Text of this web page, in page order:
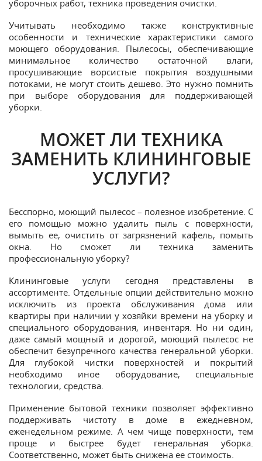
уборочных работ, техника проведения очистки.
Учитывать необходимо также конструктивные
особенности и технические характеристики самого
моющего оборудования. Пылесосы, обеспечивающие
минимальное количество остаточной влаги,
просушивающие ворсистые покрытия воздушными
потоками, не могут стоить дешево. Это нужно помнить
при выборе оборудования для поддерживающей
уборки.
МОЖЕТ ЛИ ТЕХНИКА
ЗАМЕНИТЬ КЛИНИНГОВЫЕ
УСЛУГИ?
Бесспорно, моющий пылесос – полезное изобретение. С
его помощью можно удалить пыль с поверхности,
вымыть ее, очистить от загрязнений кафель, помыть
окна. Но сможет ли техника заменить
профессиональную уборку?
Клининговые услуги сегодня представлены в
ассортименте. Отдельные опции действительно можно
исключить из проекта обслуживания дома или
квартиры при наличии у хозяйки времени на уборку и
специального оборудования, инвентаря. Но ни один,
даже самый мощный и дорогой, моющий пылесос не
обеспечит безупречного качества генеральной уборки.
Для глубокой чистки поверхностей и покрытий
необходимо иное оборудование, специальные
технологии, средства.
Применение бытовой техники позволяет эффективно
поддерживать чистоту в доме в ежедневном,
еженедельном режиме. А чем чище поверхности, тем
проще и быстрее будет генеральная уборка.
Соответственно, может быть снижена ее стоимость.